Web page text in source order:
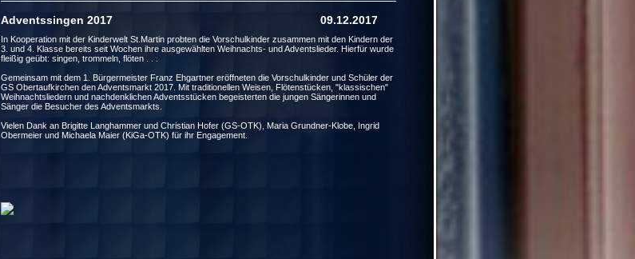
Adventssingen 2017 09.12.2017
In Kooperation mit der Kinderwelt St.Martin probten die Vorschulkinder zusammen mit den Kindern der
3. und 4. Klasse bereits seit Wochen ihre ausgewählten Weihnachts- und Adventslieder. Hierfür wurde
fleißig geübt: singen, trommeln, flöten . . .
Gemeinsam mit dem 1. Bürgermeister Franz Ehgartner eröffneten die Vorschulkinder und Schüler der
GS Obertaufkirchen den Adventsmarkt 2017. Mit traditionellen Weisen, Flötenstücken, "klassischen"
Weihnachtsliedern und nachdenklichen Adventsstücken begeisterten die jungen Sängerinnen und
Sänger die Besucher des Adventsmarkts.
Vielen Dank an Brigitte Langhammer und Christian Hofer (GS-OTK), Maria Grundner-Klobe, Ingrid
Obermeier und Michaela Maier (KiGa-OTK) für ihr Engagement.